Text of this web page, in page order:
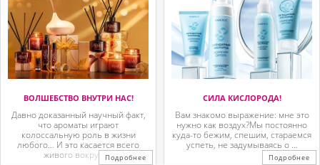
ВОЛШЕБСТВО ВНУТРИ НАС!
Давно доказанный научный факт,
что ароматы играют
колоссальную роль в жизни
любого… И это касается всего
живого вокруг. ...Подробнее
СИЛА КИСЛОРОДА!
Вам знакомо выражение: мне это
нужно как воздух?Мы постоянно
куда-то бежим, спешим, стараемся
успеть, не задумываясь о ...
Подробнее